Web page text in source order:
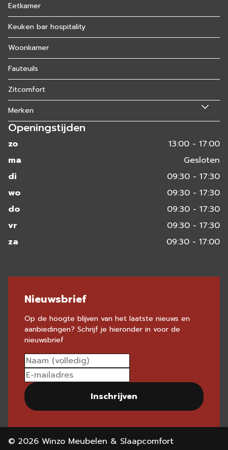
Eetkamer
Keuken bar hospitality
Woonkamer
Fauteuils
Zitcomfort
Merken
Openingstijden
zo
13:00 - 17:00
ma
Gesloten
di
09:30 - 17:30
wo
09:30 - 17:30
do
09:30 - 17:30
vr
09:30 - 17:30
za
09:30 - 17:00
Nieuwsbrief
Op de hoogte blijven van het laatste nieuws en
aanbiedingen? Schrijf je hieronder in voor de
nieuwsbrief
Inschrijven
© 2026 Winzo Meubelen & Slaapcomfort